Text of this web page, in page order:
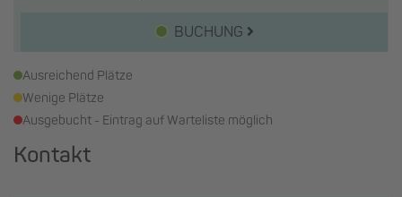
BUCHUNG
Ausreichend Plätze
Wenige Plätze
Ausgebucht - Eintrag auf Warteliste möglich
Kontakt